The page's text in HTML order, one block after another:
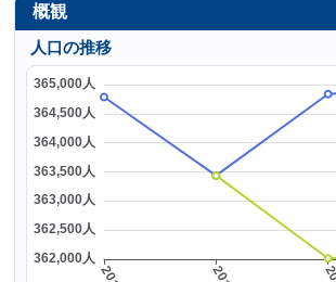
概観
人口の推移